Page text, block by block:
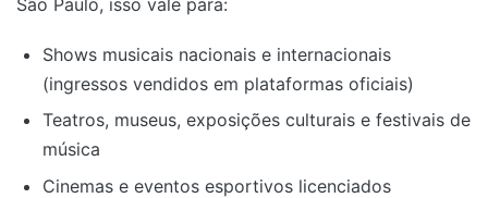
Shows musicais nacionais e internacionais
(ingressos vendidos em plataformas oficiais)
Teatros, museus, exposições culturais e festivais de
música
Cinemas e eventos esportivos licenciados